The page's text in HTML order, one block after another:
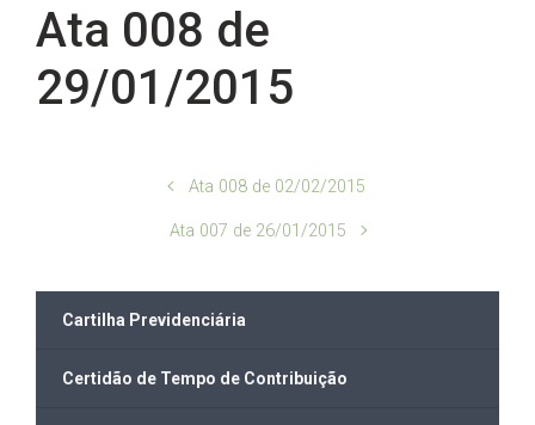
Ata 008 de
29/01/2015
Ata 008 de 02/02/2015
Ata 007 de 26/01/2015
Cartilha Previdenciária
Certidão de Tempo de Contribuição